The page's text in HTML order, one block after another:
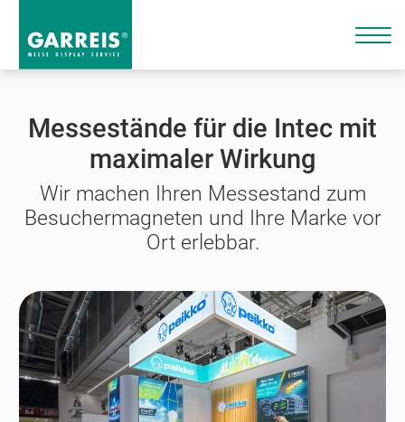
Messestände für die Intec mit
maximaler Wirkung
Wir machen Ihren Messestand zum
Besuchermagneten und Ihre Marke vor
Ort erlebbar.